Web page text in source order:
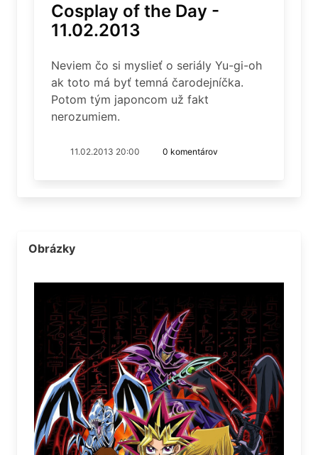
Cosplay of the Day -
11.02.2013
Neviem čo si myslieť o seriály Yu-gi-oh
ak toto má byť temná čarodejníčka.
Potom tým japoncom už fakt
nerozumiem.
11.02.2013 20:00 0 komentárov
Obrázky